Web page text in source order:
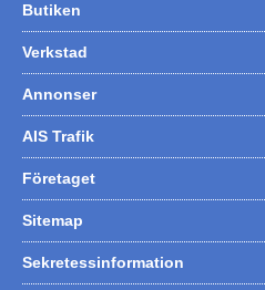
Butiken
Verkstad
Annonser
AIS Trafik
Företaget
Sitemap
Sekretessinformation